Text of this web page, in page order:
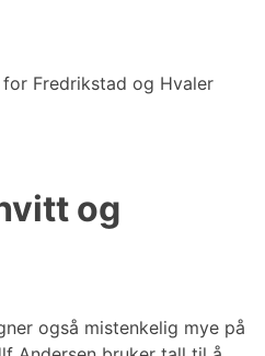
Fredrikstad og Hvaler
og
også mistenkelig mye på